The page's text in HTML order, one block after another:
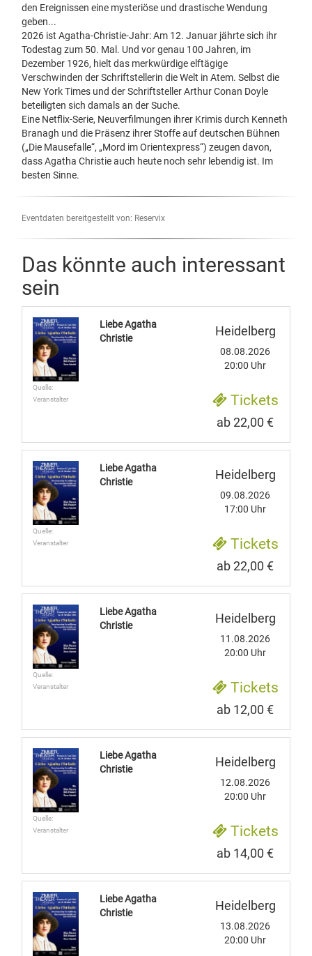
den Ereignissen eine mysteriöse und drastische Wendung
geben...
2026 ist Agatha-Christie-Jahr: Am 12. Januar jährte sich ihr
Todestag zum 50. Mal. Und vor genau 100 Jahren, im
Dezember 1926, hielt das merkwürdige elftägige
Verschwinden der Schriftstellerin die Welt in Atem. Selbst die
New York Times und der Schriftsteller Arthur Conan Doyle
beteiligten sich damals an der Suche.
Eine Netflix-Serie, Neuverfilmungen ihrer Krimis durch Kenneth
Branagh und die Präsenz ihrer Stoffe auf deutschen Bühnen
(„Die Mausefalle“, „Mord im Orientexpress“) zeugen davon,
dass Agatha Christie auch heute noch sehr lebendig ist. Im
besten Sinne.
Eventdaten bereitgestellt von: Reservix
Das könnte auch interessant
sein
Quelle:
Veranstalter
Liebe Agatha
Christie
Heidelberg
08.08.2026
20:00 Uhr
Tickets
ab 22,00 €
Quelle:
Veranstalter
Liebe Agatha
Christie
Heidelberg
09.08.2026
17:00 Uhr
Tickets
ab 22,00 €
Quelle:
Veranstalter
Liebe Agatha
Christie
Heidelberg
11.08.2026
20:00 Uhr
Tickets
ab 12,00 €
Quelle:
Veranstalter
Liebe Agatha
Christie
Heidelberg
12.08.2026
20:00 Uhr
Tickets
ab 14,00 €
Liebe Agatha
Christie
Heidelberg
13.08.2026
20:00 Uhr